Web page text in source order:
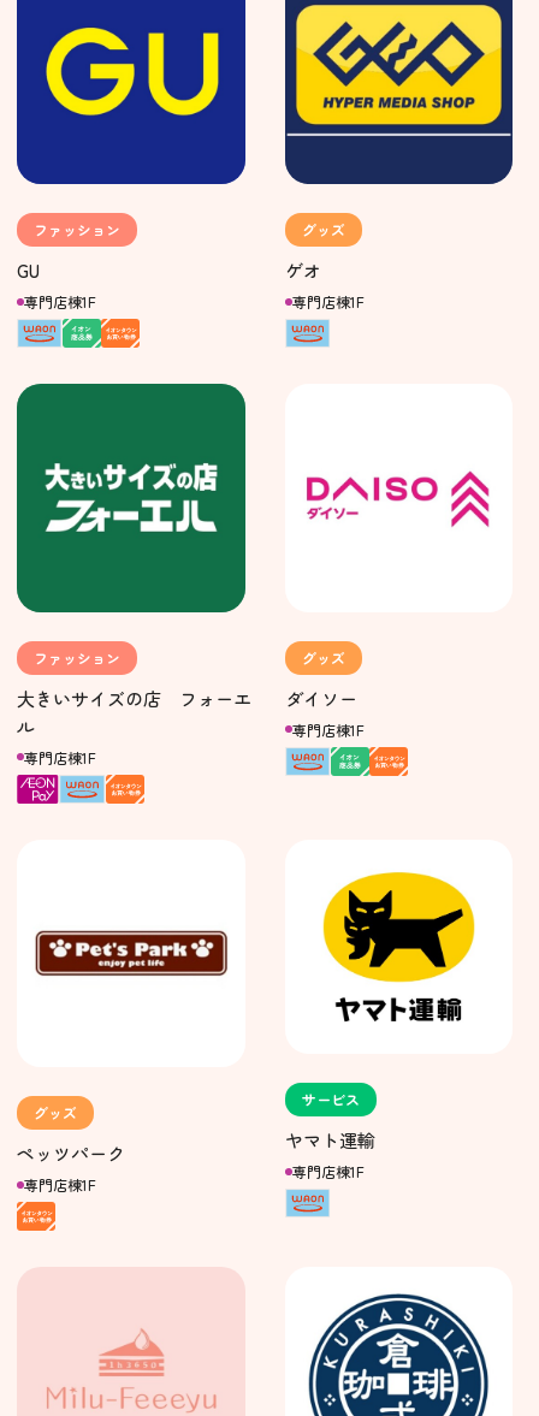
ファッション
GU
専門店棟1F
グッズ
ゲオ
専門店棟1F
ファッション
大きいサイズの店 フォーエ
ル
専門店棟1F
グッズ
ダイソー
専門店棟1F
グッズ
ペッツパーク
専門店棟1F
サービス
ヤマト運輸
専門店棟1F